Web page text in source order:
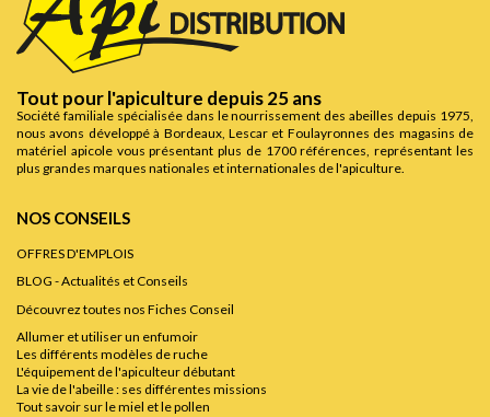
Tout pour l'apiculture depuis 25 ans
Société familiale spécialisée dans le nourrissement des abeilles depuis 1975,
nous avons développé à Bordeaux, Lescar et Foulayronnes des magasins de
matériel apicole vous présentant plus de 1700 références, représentant les
plus grandes marques nationales et internationales de l'apiculture.
NOS CONSEILS
OFFRES D'EMPLOIS
BLOG - Actualités et Conseils
Découvrez toutes nos Fiches Conseil
Allumer et utiliser un enfumoir
Les différents modèles de ruche
L'équipement de l'apiculteur débutant
La vie de l'abeille : ses différentes missions
Tout savoir sur le miel et le pollen